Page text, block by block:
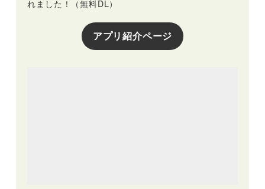
れました！（無料DL）
アプリ紹介ページ